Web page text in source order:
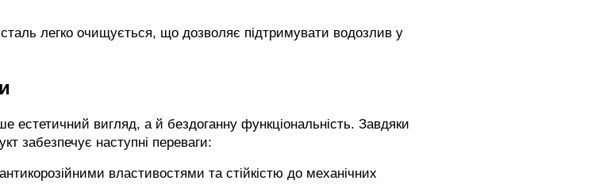
сталь легко очищується, що дозволяє підтримувати водозлив у
вигляд, а й бездоганну функціональність. Завдяки
забезпечує наступні переваги:
властивостями та стійкістю до механічних